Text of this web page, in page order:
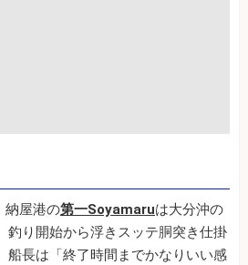
納屋港の第一Soyamaruは大分沖の
釣り開始から浮きスッテ胴突き仕掛
船長は「終了時間までかなりいい感